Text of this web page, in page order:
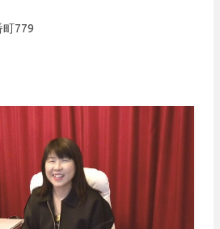
町779